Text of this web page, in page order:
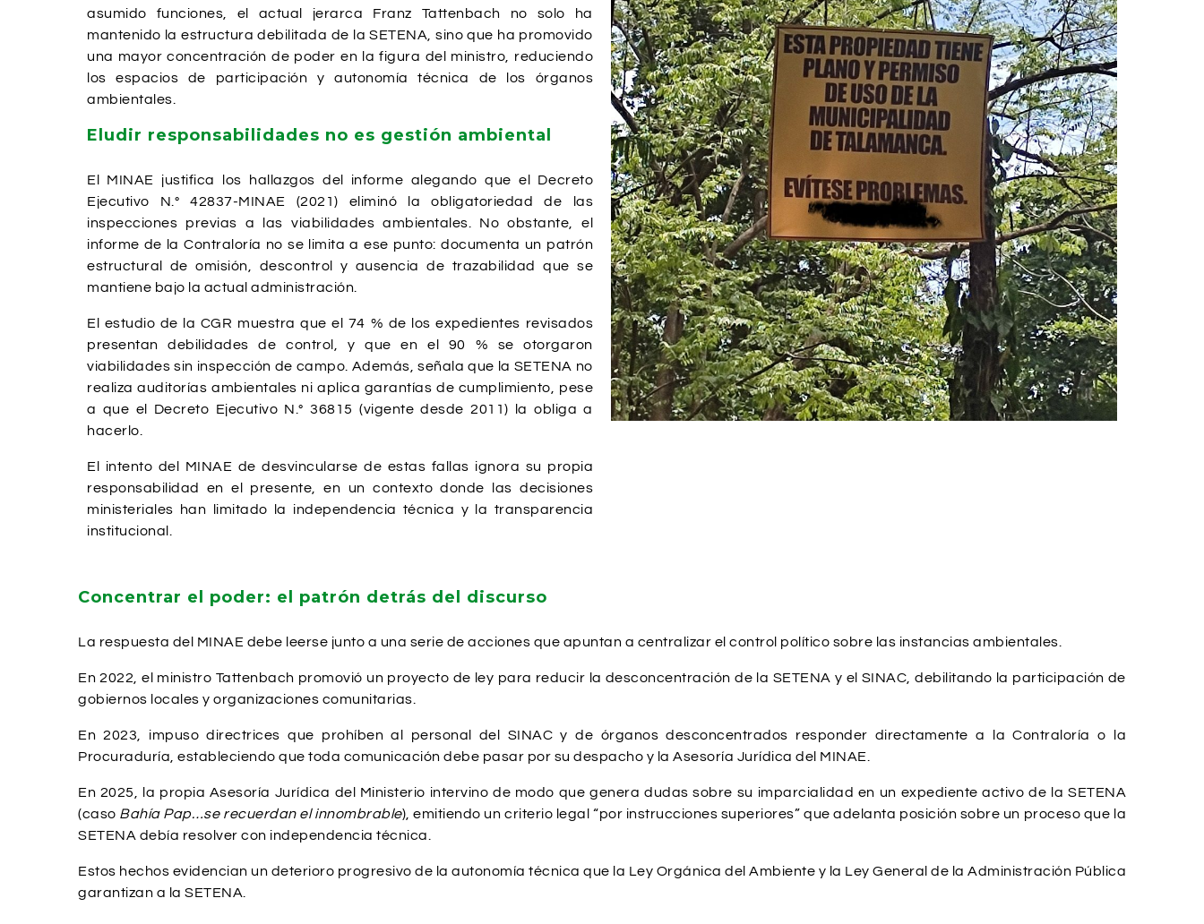
asumido funciones, el actual jerarca Franz Tattenbach no solo ha
mantenido la estructura debilitada de la SETENA, sino que ha promovido
una mayor concentración de poder en la figura del ministro, reduciendo
los espacios de participación y autonomía técnica de los órganos
ambientales.
Eludir responsabilidades no es gestión ambiental
El MINAE justifica los hallazgos del informe alegando que el Decreto
Ejecutivo N.° 42837-MINAE (2021) eliminó la obligatoriedad de las
inspecciones previas a las viabilidades ambientales. No obstante, el
informe de la Contraloría no se limita a ese punto: documenta un patrón
estructural de omisión, descontrol y ausencia de trazabilidad que se
mantiene bajo la actual administración.
El estudio de la CGR muestra que el 74 % de los expedientes revisados
presentan debilidades de control, y que en el 90 % se otorgaron
viabilidades sin inspección de campo. Además, señala que la SETENA no
realiza auditorías ambientales ni aplica garantías de cumplimiento, pese
a que el Decreto Ejecutivo N.° 36815 (vigente desde 2011) la obliga a
hacerlo.
El intento del MINAE de desvincularse de estas fallas ignora su propia
responsabilidad en el presente, en un contexto donde las decisiones
ministeriales han limitado la independencia técnica y la transparencia
institucional.
Concentrar el poder: el patrón detrás del discurso
La respuesta del MINAE debe leerse junto a una serie de acciones que apuntan a centralizar el control político sobre las instancias ambientales.
En 2022, el ministro Tattenbach promovió un proyecto de ley para reducir la desconcentración de la SETENA y el SINAC, debilitando la participación de
gobiernos locales y organizaciones comunitarias.
En 2023, impuso directrices que prohíben al personal del SINAC y de órganos desconcentrados responder directamente a la Contraloría o la
Procuraduría, estableciendo que toda comunicación debe pasar por su despacho y la Asesoría Jurídica del MINAE.
En 2025, la propia Asesoría Jurídica del Ministerio intervino de modo que genera dudas sobre su imparcialidad en un expediente activo de la SETENA
(caso Bahía Pap…se recuerdan el innombrable), emitiendo un criterio legal “por instrucciones superiores” que adelanta posición sobre un proceso que la
SETENA debía resolver con independencia técnica.
Estos hechos evidencian un deterioro progresivo de la autonomía técnica que la Ley Orgánica del Ambiente y la Ley General de la Administración Pública
garantizan a la SETENA.